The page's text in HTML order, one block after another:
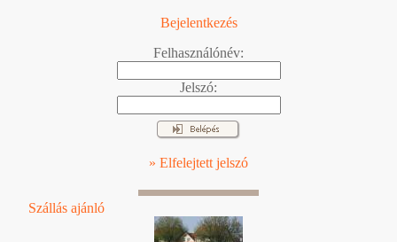
Bejelentkezés
Felhasználónév:
Jelszó:
» Elfelejtett jelszó
Szállás ajánló